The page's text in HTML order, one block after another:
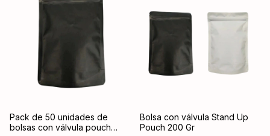
Pack de 50 unidades de
bolsas con válvula pouch
Bolsa con válvula Stand Up
Pouch 200 Gr